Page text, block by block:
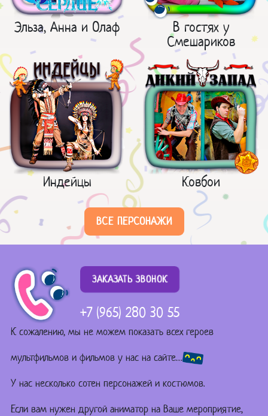
Эльза, Анна и Олаф
В гостях у
Смешариков
Индейцы Ковбои
ВСЕ ПЕРСОНАЖИ
ЗАКАЗАТЬ ЗВОНОК
+7 (965) 280 30 55
К сожалению, мы не можем показать всех героев
мультфильмов и фильмов у нас на сайте…
У нас несколько сотен персонажей и костюмов.
Если вам нужен другой аниматор на Ваше мероприятие,